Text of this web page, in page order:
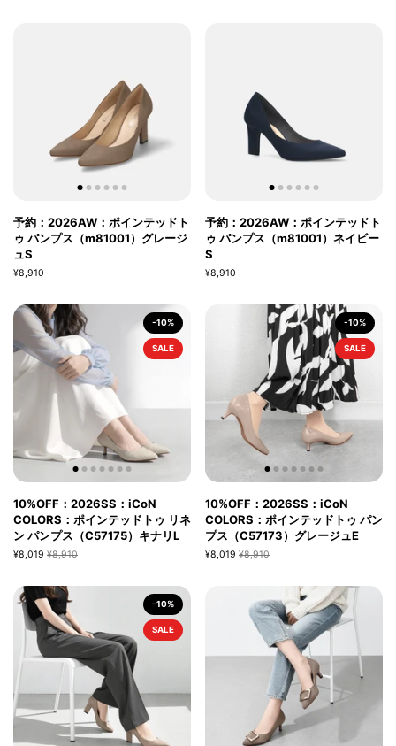
予約：2026AW：ポインテッドト
ゥ パンプス（m81001）グレージ
ュS
¥8,910
予約：2026AW：ポインテッドト
ゥ パンプス（m81001）ネイビー
S
¥8,910
10%OFF：2026SS：iCoN
COLORS：ポインテッドトゥ リネ
ン パンプス（C57175）キナリL
¥8,019 ¥8,910
-10%
SALE
10%OFF：2026SS：iCoN
COLORS：ポインテッドトゥ パン
プス（C57173）グレージュE
¥8,019 ¥8,910
-10%
SALE
-10%
SALE